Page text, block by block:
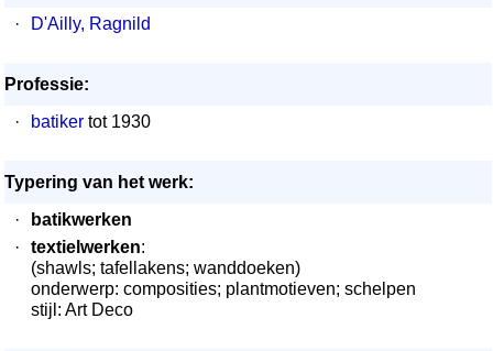
·
D'Ailly, Ragnild
Professie:
·
batiker tot 1930
Typering van het werk:
·
batikwerken
·
textielwerken:
(shawls; tafellakens; wanddoeken)
onderwerp: composities; plantmotieven; schelpen
stijl: Art Deco